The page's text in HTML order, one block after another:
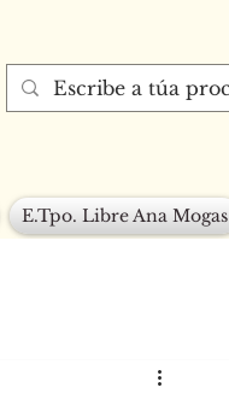
E.Tpo. Libre Ana Mogas